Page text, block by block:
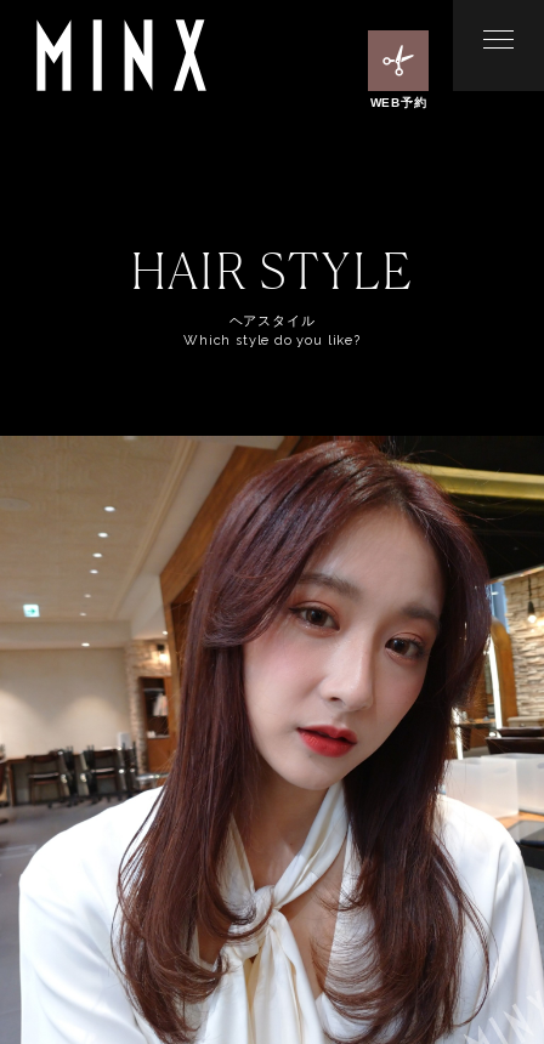
WEB予約
HAIR STYLE
ヘアスタイル
Which style do you like?